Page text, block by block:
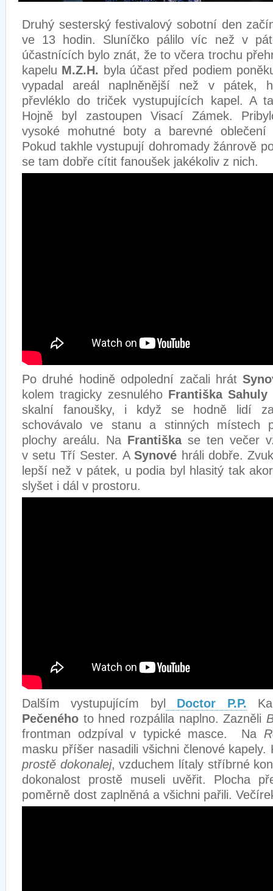
Druhý sesterský festivalový sobotní den
ve 13 hodin. Sluníčko pálilo víc než v
účastnících bylo znát, že to včera trochu
kapelu M.Z.H. byla účast před podiem
vypadal areál naplněnější než v pátek,
převléklo do triček vystupujících kapel. A
Hojně byl zastoupen Visací Zámek.
vysoké mohutné boty a barevné oblečení
Pokud takhle vystupují dohromady žánrově
se tam dobře cítit fanoušek jakékoliv z nich.
Po druhé hodině odpolední začali hrát
kolem tragicky zesnulého Františka Sahuly
skalní fanoušky, i když se hodně lidí
schovávalo ve stanu a stinných místech
plochy areálu. Na Františkase ten večer
v setu Tří Sester. ASynové hráli dobře.
lepší než v pátek, u podia byl hlasitý tak
slyšet i dál v prostoru.
Dalším vystupujícím byl Doctor P.P.
Pečeného to hned rozpálila naplno. Zazněli
frontman odzpíval v typické masce. Na
masku příšer nasadili všichni členové
prostě dokonalej, vzduchem lítaly stříbrné
dokonalost prostě museli uvěřit. Plocha
poměrně dost zaplněná a všichni pařili.